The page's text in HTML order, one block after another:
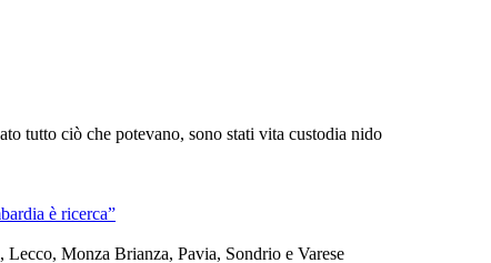
tutto ciò che potevano, sono stati vita custodia nido
è ricerca”
Monza Brianza, Pavia, Sondrio e Varese